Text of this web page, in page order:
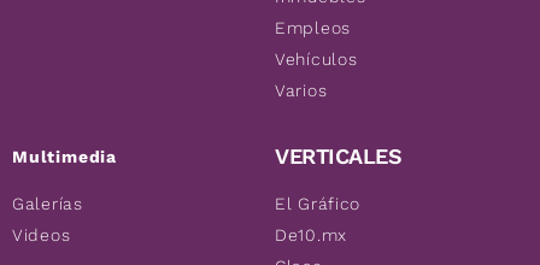
Multimedia
Galerías
Videos
Empleos
Vehículos
Varios
VERTICALES
El Gráfico
De10.mx